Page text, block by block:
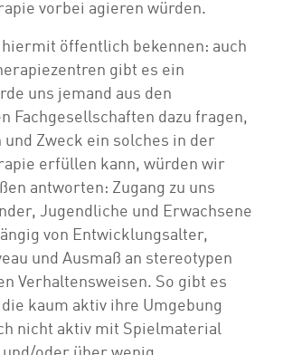
vorbei agieren würden.
öffentlich bekennen: auch
gibt es ein
uns jemand aus den
Fachgesellschaften dazu fragen,
und Zweck ein solches in der
erfüllen kann, würden wir
antworten: Zugang zu uns
Jugendliche und Erwachsene
von Entwicklungsalter,
und Ausmaß an stereotypen
Verhaltensweisen. So gibt es
kaum aktiv ihre Umgebung
nicht aktiv mit Spielmaterial